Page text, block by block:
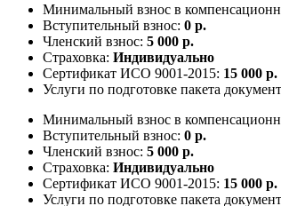
Минимальный взнос в
Вступительный взнос: 0 р.
Членский взнос: 5 000 р.
Страховка: Индивидуально
Сертификат ИСО 9001-2015: 15 000 р.
Услуги по подготовке пакета
Минимальный взнос в
Вступительный взнос: 0 р.
Членский взнос: 5 000 р.
Страховка: Индивидуально
Сертификат ИСО 9001-2015: 15 000 р.
Услуги по подготовке пакета